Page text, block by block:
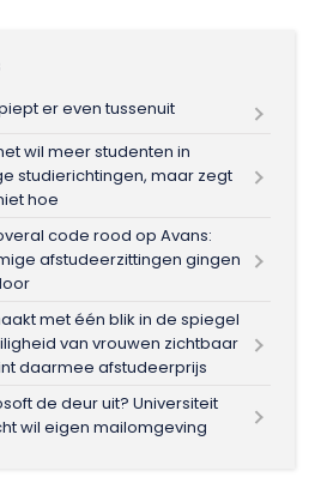
er even tussenuit
wil meer studenten in
studierichtingen, maar zegt
hoe
code rood op Avans:
afstudeerzittingen gingen
met één blik in de spiegel
van vrouwen zichtbaar
daarmee afstudeerprijs
de deur uit? Universiteit
wil eigen mailomgeving